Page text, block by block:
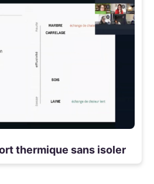
thermique sans isoler